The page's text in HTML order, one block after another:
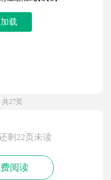
载
27页
剩22页未读
阅读